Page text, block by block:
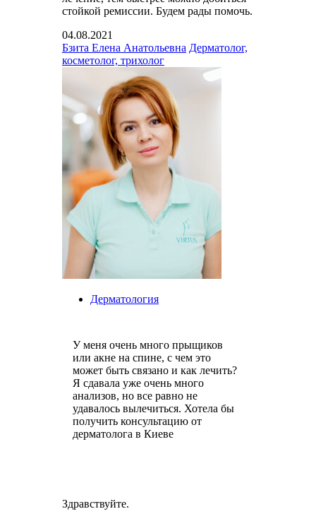
стойкой ремиссии. Будем рады помочь.
04.08.2021
Бзита Елена Анатольевна Дерматолог,
косметолог, трихолог
Дерматология
У меня очень много прыщиков
или акне на спине, с чем это
может быть связано и как лечить?
Я сдавала уже очень много
анализов, но все равно не
удавалось вылечиться. Хотела бы
получить консультацию от
дерматолога в Киеве
Здравствуйте.